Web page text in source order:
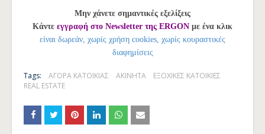
Μην χάνετε σημαντικές εξελίξεις
Κάντε εγγραφή στο Newsletter της ERGON με ένα κλικ
είναι δωρεάν, χωρίς χρήση cookies, χωρίς κουραστικές
διαφημίσεις
Tags: ΑΓΟΡΑ ΚΑΤΟΙΚΙΑΣ ΑΚΙΝΗΤΑ
ΕΞΟΧΙΚΕΣ ΚΑΤΟΙΚΙΕΣ
REAL ESTATE